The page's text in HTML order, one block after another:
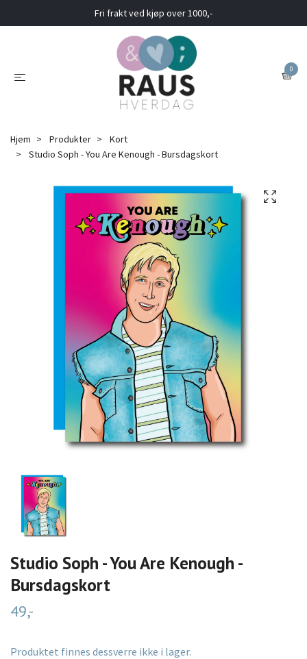
Fri frakt ved kjøp over 1000,-
0
Hjem Produkter
Kort
Studio Soph - You Are Kenough - Bursdagskort
Studio Soph - You Are Kenough -
Bursdagskort
49,-
Produktet finnes dessverre ikke i lager.